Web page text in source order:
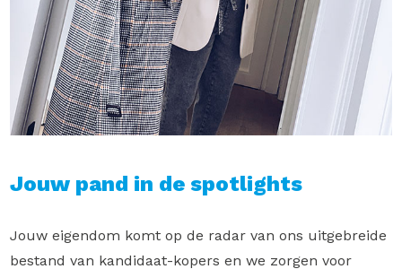
Jouw pand in de spotlights
Jouw eigendom komt op de radar van ons uitgebreide
bestand van kandidaat-kopers en we zorgen voor